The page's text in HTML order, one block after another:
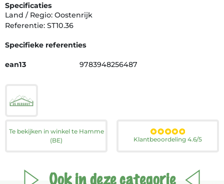
Specificaties
Land / Regio: Oostenrijk
Referentie: ST10.36
Specifieke referenties
ean13 9783948256487
Te bekijken in winkel te Hamme
(BE)
Klantbeoordeling 4.6/5
Ook in deze categorie